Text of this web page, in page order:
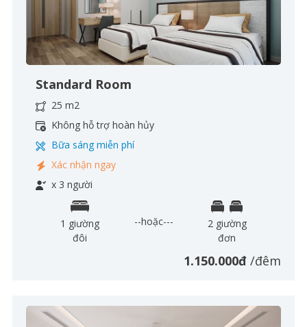
Standard Room
25 m2
Không hỗ trợ hoàn hủy
Bữa sáng miễn phí
Xác nhận ngay
x 3 người
1 giường
đôi
--hoặc---
2 giường
đơn
1.150.000đ /đêm